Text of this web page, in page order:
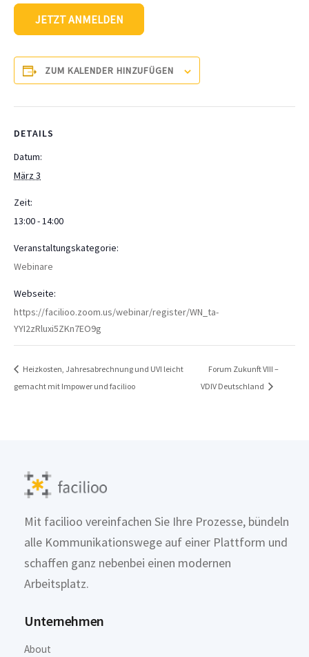
JETZT ANMELDEN
ZUM KALENDER HINZUFÜGEN
DETAILS
Datum:
März 3
Zeit:
13:00 - 14:00
Veranstaltungskategorie:
Webinare
Webseite:
https://facilioo.zoom.us/webinar/register/WN_ta-
YYI2zRluxi5ZKn7EO9g
Heizkosten, Jahresabrechnung und UVI leicht
gemacht mit Impower und facilioo
Forum Zukunft VIII –
VDIV Deutschland
Mit facilioo vereinfachen Sie Ihre Prozesse, bündeln
alle Kommunikationswege auf einer Plattform und
schaffen ganz nebenbei einen modernen
Arbeitsplatz.
Unternehmen
About